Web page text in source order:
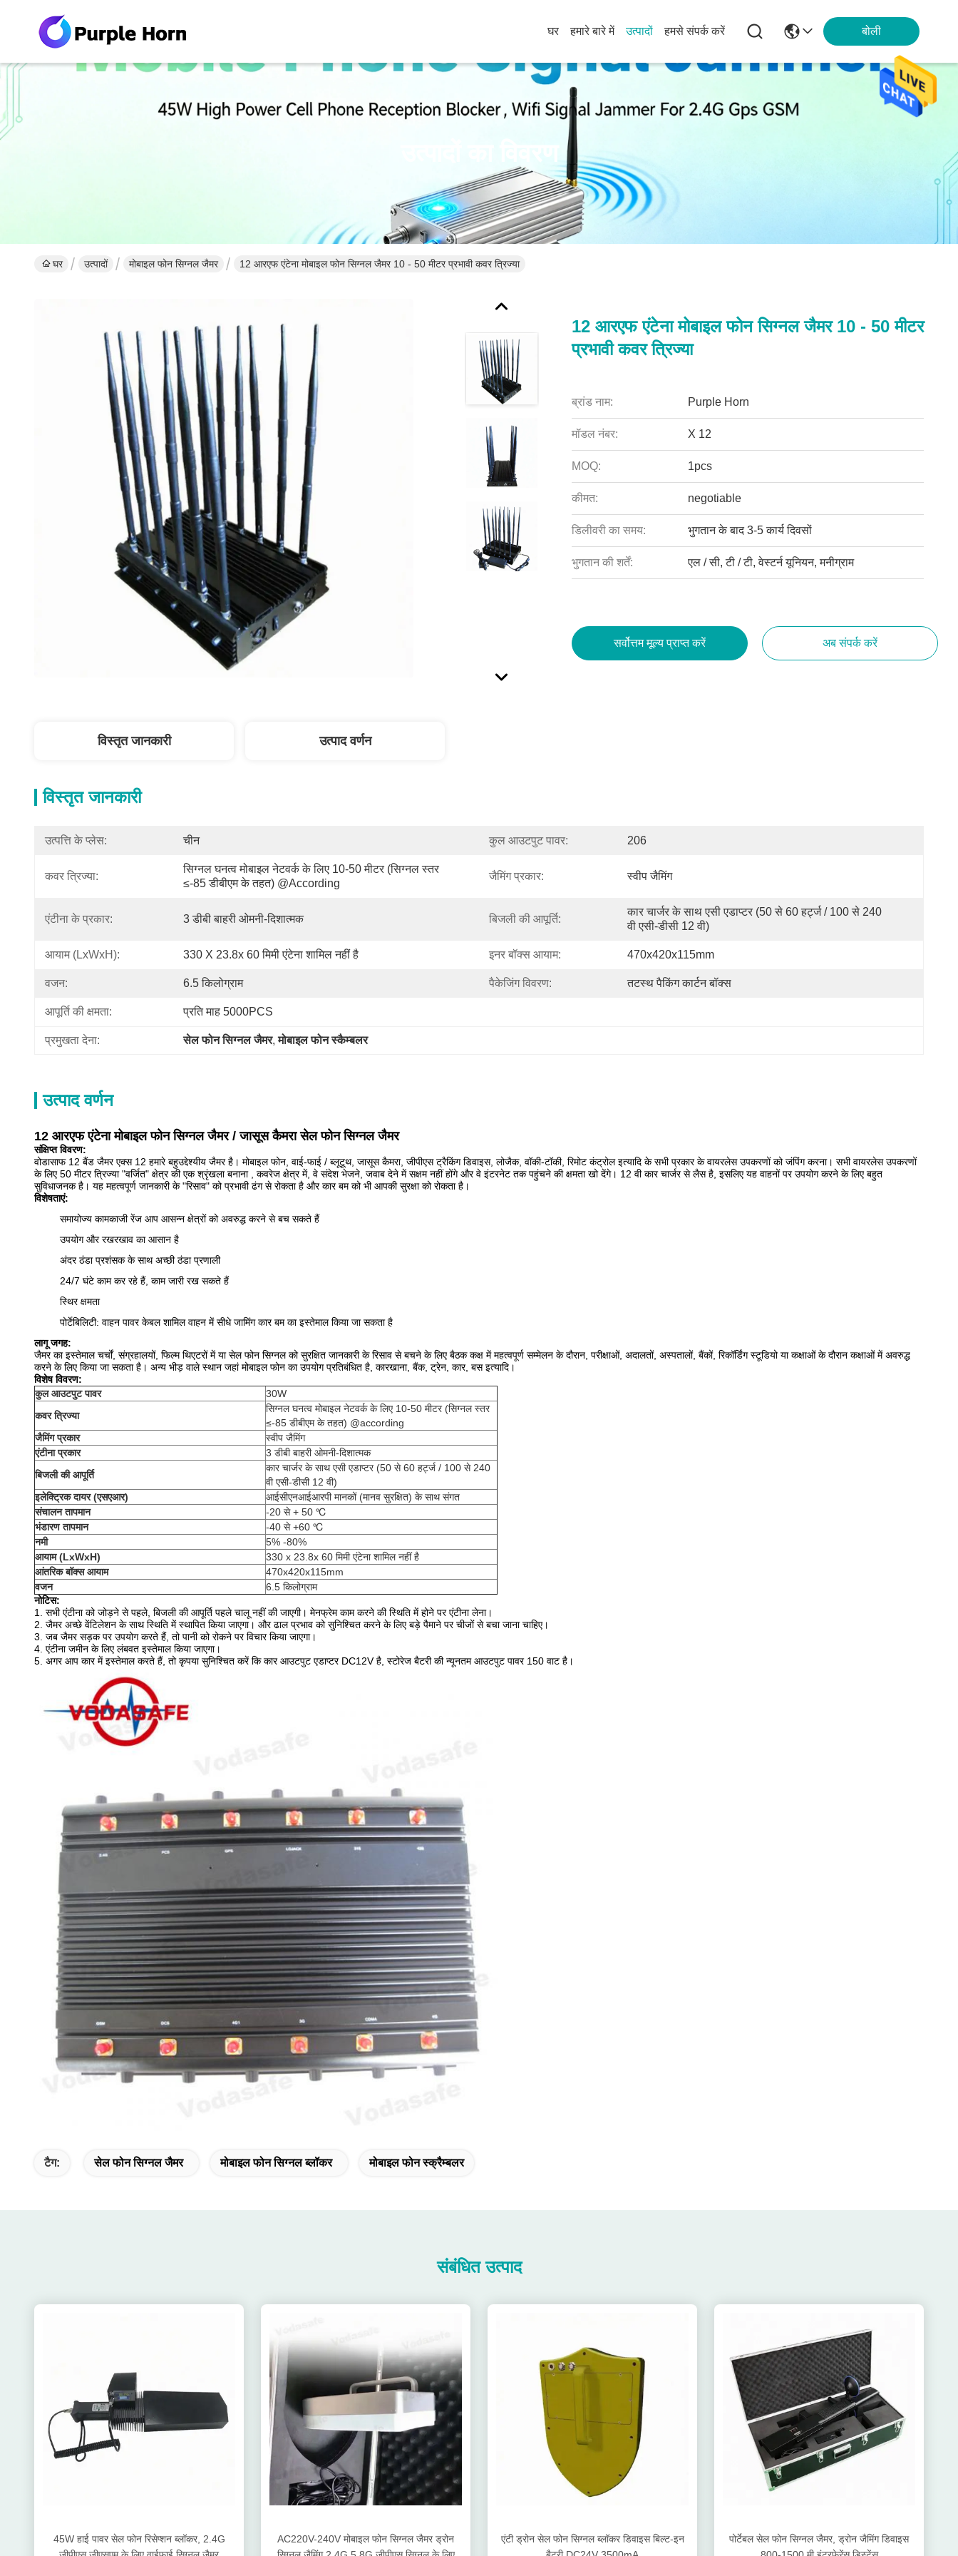
घर हमारे बारे में उत्पादों हमसे संपर्क करें बोली
उत्पादों का विवरण
घर उत्पादों मोबाइल फोन सिग्नल जैमर 12 आरएफ एंटेना मोबाइल फोन सिग्नल जैमर 10 - 50 मीटर प्रभावी कवर त्रिज्या
12 आरएफ एंटेना मोबाइल फोन सिग्नल जैमर 10 - 50 मीटर
प्रभावी कवर त्रिज्या
ब्रांड नाम: Purple Horn
मॉडल नंबर: X 12
MOQ: 1pcs
कीमत: negotiable
डिलीवरी का समय: भुगतान के बाद 3-5 कार्य दिवसों
भुगतान की शर्तें: एल / सी, टी / टी, वेस्टर्न यूनियन, मनीग्राम
सर्वोत्तम मूल्य प्राप्त करें अब संपर्क करें
विस्तृत जानकारी उत्पाद वर्णन
विस्तृत जानकारी
उत्पत्ति के प्लेस: चीन कुल आउटपुट पावर: 206
कवर त्रिज्या:
सिग्नल घनत्व मोबाइल नेटवर्क के लिए 10-50 मीटर (सिग्नल स्तर
≤-85 डीबीएम के तहत) @according
जैमिंग प्रकार: स्वीप जैमिंग
एंटीना के प्रकार: 3 डीबी बाहरी ओमनी-दिशात्मक बिजली की आपूर्ति:
कार चार्जर के साथ एसी एडाप्टर (50 से 60 हर्ट्ज / 100 से 240
वी एसी-डीसी 12 वी)
आयाम (LxWxH): 330 X 23.8x 60 मिमी एंटेना शामिल नहीं है इनर बॉक्स आयाम: 470x420x115mm
वजन: 6.5 किलोग्राम पैकेजिंग विवरण: तटस्थ पैकिंग कार्टन बॉक्स
आपूर्ति की क्षमता: प्रति माह 5000PCS
प्रमुखता देना: सेल फोन सिग्नल जैमर, मोबाइल फोन स्कैम्बलर
उत्पाद वर्णन
12 आरएफ एंटेना मोबाइल फोन सिग्नल जैमर / जासूस कैमरा सेल फोन सिग्नल जैमर
संक्षिप्त विवरण:
वोडासाफ 12 बैंड जैमर एक्स 12 हमारे बहुउद्देश्यीय जैमर है। मोबाइल फोन, वाई-फाई / ब्लूटूथ, जासूस कैमरा, जीपीएस ट्रैकिंग डिवाइस, लोजैक, वॉकी-टॉकी, रिमोट कंट्रोल इत्यादि के सभी प्रकार के वायरलेस उपकरणों को जंपिंग करना। सभी वायरलेस उपकरणों
के लिए 50 मीटर त्रिज्या "वर्जित" क्षेत्र की एक श्रृंखला बनाना , कवरेज क्षेत्र में, वे संदेश भेजने, जवाब देने में सक्षम नहीं होंगे और वे इंटरनेट तक पहुंचने की क्षमता खो देंगे। 12 वी कार चार्जर से लैस है, इसलिए यह वाहनों पर उपयोग करने के लिए बहुत
सुविधाजनक है। यह महत्वपूर्ण जानकारी के "रिसाव" को प्रभावी ढंग से रोकता है और कार बम को भी आपकी सुरक्षा को रोकता है।
विशेषताएं:
समायोज्य कामकाजी रेंज आप आसन्न क्षेत्रों को अवरुद्ध करने से बच सकते हैं
उपयोग और रखरखाव का आसान है
अंदर ठंडा प्रशंसक के साथ अच्छी ठंडा प्रणाली
24/7 घंटे काम कर रहे हैं, काम जारी रख सकते हैं
स्थिर क्षमता
पोर्टेबिलिटी: वाहन पावर केबल शामिल वाहन में सीधे जामिंग कार बम का इस्तेमाल किया जा सकता है
लागू जगह:
जैमर का इस्तेमाल चर्चों, संग्रहालयों, फिल्म थिएटरों में या सेल फोन सिग्नल को सुरक्षित जानकारी के रिसाव से बचने के लिए बैठक कक्ष में महत्वपूर्ण सम्मेलन के दौरान, परीक्षाओं, अदालतों, अस्पतालों, बैंकों, रिकॉर्डिंग स्टूडियो या कक्षाओं के दौरान कक्षाओं में अवरुद्ध
करने के लिए किया जा सकता है। अन्य भीड़ वाले स्थान जहां मोबाइल फोन का उपयोग प्रतिबंधित है, कारखाना, बैंक, ट्रेन, कार, बस इत्यादि।
विशेष विवरण:
कुल आउटपुट पावर
30W
कवर त्रिज्या
सिग्नल घनत्व मोबाइल नेटवर्क के लिए 10-50 मीटर (सिग्नल स्तर
≤-85 डीबीएम के तहत) @according
जैमिंग प्रकार
स्वीप जैमिंग
एंटीना प्रकार
3 डीबी बाहरी ओमनी-दिशात्मक
बिजली की आपूर्ति
कार चार्जर के साथ एसी एडाप्टर (50 से 60 हर्ट्ज / 100 से 240
वी एसी-डीसी 12 वी)
इलेक्ट्रिक दायर (एसएआर)
आईसीएनआईआरपी मानकों (मानव सुरक्षित) के साथ संगत
संचालन तापमान
-20 से + 50 ℃
भंडारण तापमान
-40 से +60 ℃
नमी
5% -80%
आयाम (LxWxH)
330 x 23.8x 60 मिमी एंटेना शामिल नहीं है
आंतरिक बॉक्स आयाम
470x420x115mm
वजन
6.5 किलोग्राम
नोटिस:
1. सभी एंटीना को जोड़ने से पहले, बिजली की आपूर्ति पहले चालू नहीं की जाएगी। मेनफ्रेम काम करने की स्थिति में होने पर एंटीना लेना।
2. जैमर अच्छे वेंटिलेशन के साथ स्थिति में स्थापित किया जाएगा। और ढाल प्रभाव को सुनिश्चित करने के लिए बड़े पैमाने पर चीजों से बचा जाना चाहिए।
3. जब जैमर सड़क पर उपयोग करते हैं, तो पानी को रोकने पर विचार किया जाएगा।
4. एंटीना जमीन के लिए लंबवत इस्तेमाल किया जाएगा।
5. अगर आप कार में इस्तेमाल करते हैं, तो कृपया सुनिश्चित करें कि कार आउटपुट एडाप्टर DC12V है, स्टोरेज बैटरी की न्यूनतम आउटपुट पावर 150 वाट है।
टैग: सेल फोन सिग्नल जैमर मोबाइल फोन सिग्नल ब्लॉकर मोबाइल फोन स्क्रैम्बलर
संबंधित उत्पाद
45W हाई पावर सेल फोन रिसेप्शन ब्लॉकर, 2.4G
AC220V-240V मोबाइल फोन सिग्नल जैमर ड्रोन
एंटी ड्रोन सेल फोन सिग्नल ब्लॉकर डिवाइस बिल्ट-इन
पोर्टेबल सेल फोन सिग्नल जैमर, ड्रोन जैमिंग डिवाइस